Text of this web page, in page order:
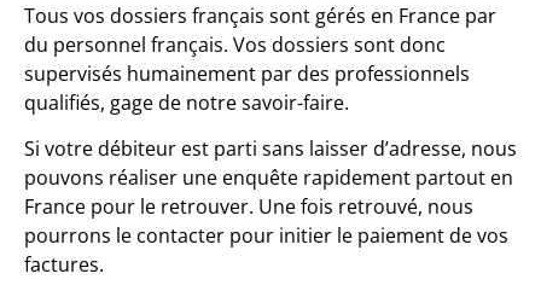
Tous vos dossiers français sont gérés en France par
du personnel français. Vos dossiers sont donc
supervisés humainement par des professionnels
qualifiés, gage de notre savoir-faire.
Si votre débiteur est parti sans laisser d’adresse, nous
pouvons réaliser une enquête rapidement partout en
France pour le retrouver. Une fois retrouvé, nous
pourrons le contacter pour initier le paiement de vos
factures.